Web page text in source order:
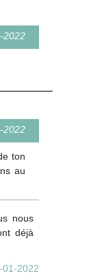
2022
2022
ton
au
nous
déjà
01-2022